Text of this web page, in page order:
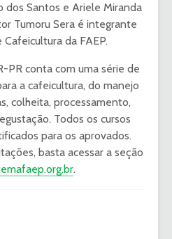
dos Santos e Ariele Miranda
Tumoru Sera é integrante
da FAEP.
PR conta com uma série de
a cafeicultura, do manejo
colheita, processamento,
Todos os cursos
para os aprovados.
basta acessar a seção
.